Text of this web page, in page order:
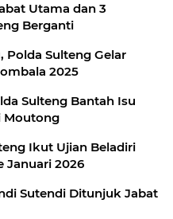
Utama dan 3
Berganti
Polda Sulteng Gelar
2025
Sulteng Bantah Isu
Moutong
Ikut Ujian Beladiri
Januari 2026
Sutendi Ditunjuk Jabat